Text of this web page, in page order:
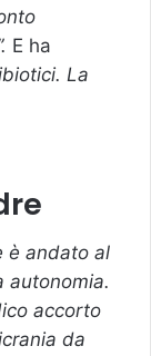
E ha
La
è andato al
autonomia.
accorto
da